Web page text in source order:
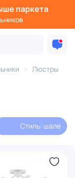
паркета
Люстры
Стиль: шале